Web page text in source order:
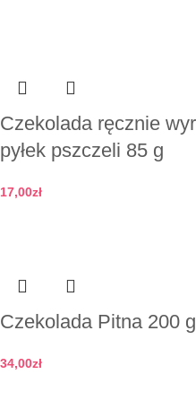
Czekolada ręcznie
pyłek pszczeli 85 g
17,00zł
Czekolada Pitna 200 g
34,00zł